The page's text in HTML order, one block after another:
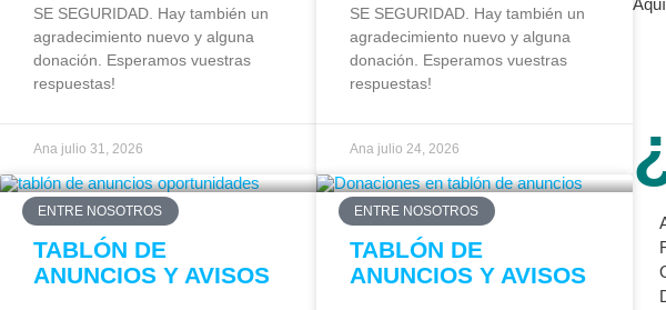
SE SEGURIDAD. Hay también un
agradecimiento nuevo y alguna
donación. Esperamos vuestras
respuestas!
Ana julio 31, 2026
SE SEGURIDAD. Hay también un
agradecimiento nuevo y alguna
donación. Esperamos vuestras
respuestas!
Ana julio 24, 2026
ENTRE NOSOTROS
TABLÓN DE
ANUNCIOS Y AVISOS
ENTRE NOSOTROS
TABLÓN DE
ANUNCIOS Y AVISOS